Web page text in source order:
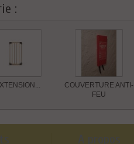
:
COUVERTURE ANTI-
FEU
A propos